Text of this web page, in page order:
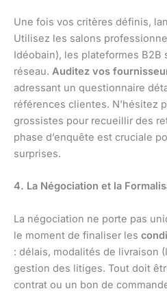
Une fois vos critères définis,
Utilisez les salons
Idéobain), les plateformes B2B
réseau. Auditez vos
adressant un questionnaire
références clientes. N’hésitez
grossistes pour recueillir des
phase d’enquête est cruciale
surprises.
4. La Négociation et la
La négociation ne porte pas
le moment de finaliser les
: délais, modalités de livraison
gestion des litiges. Tout doit
contrat ou un bon de